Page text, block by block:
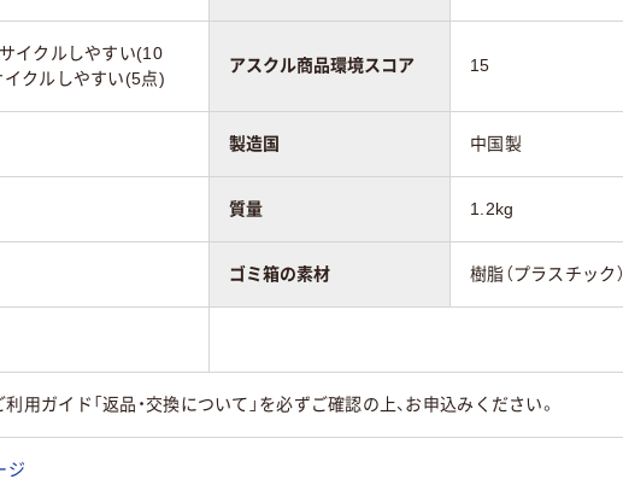
イクルしやすい(10
クルしやすい(5点)
アスクル商品環境スコア 15
製造国 中国製
質量 1.2kg
ゴミ箱の素材 樹脂（プラスチック）
利用ガイド「返品・交換について」を必ずご確認の上、お申込みください。
ジ